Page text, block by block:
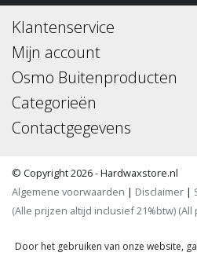
Klantenservice
Mijn account
Osmo Buitenproducten
Categorieën
Contactgegevens
© Copyright 2026 - Hardwaxstore.nl
Algemene voorwaarden | Disclaimer |
(Alle prijzen altijd inclusief 21%btw) (All
Door het gebruiken van onze website,